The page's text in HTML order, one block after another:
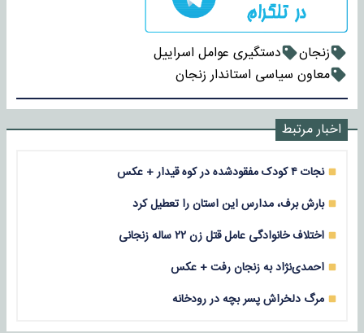
زنجان
دستگیری عوامل اسراییل
معاون سیاسی استاندار زنجان
اخبار مرتبط
نجات ۴ کودک مفقودشده در کوه قیدار + عکس
بارش برف، مدارس این استان را تعطیل کرد
اختلاف خانوادگی عامل قتل زن ۲۲ ساله زنجانی
احمدی‌نژاد به زنجان رفت + عکس
مرگ دلخراش پسر بچه در رودخانه